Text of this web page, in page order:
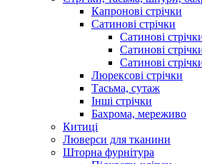
Капронові стрічки
Сатинові стрічки
Сатинові
Сатинові
Сатинові
Люрексові стрічки
Тасьма, сутаж
Інші стрічки
Бахрома, мереживо
Китиці
Люверси для тканини
Шторна фурнітура